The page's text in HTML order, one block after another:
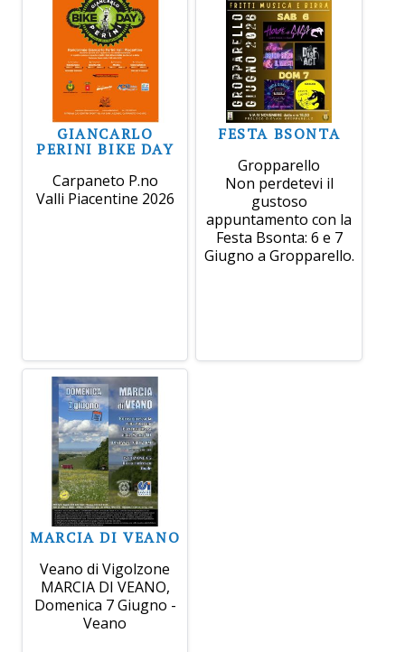
GIANCARLO
PERINI BIKE DAY
Carpaneto P.no
Valli Piacentine 2026
FESTA BSONTA
Gropparello
Non perdetevi il
gustoso
appuntamento con la
Festa Bsonta: 6 e 7
Giugno a Gropparello.
MARCIA DI VEANO
Veano di Vigolzone
MARCIA DI VEANO,
Domenica 7 Giugno -
Veano